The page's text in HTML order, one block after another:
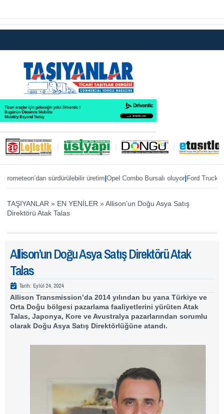
sürdürülebilir üretim|Opel Combo Bursalı oluyor|Ford Trucks ve
TAŞIYANLAR » EN YENİLER »Allison’un Doğu Asya Satış
Direktörü Atak Talas
Allison’un Doğu Asya Satış Direktörü Atak
Talas
Tarih: Eylül 24, 2024
Allison Transmission’da 2014 yılından bu yana Türkiye ve
Orta Doğu bölgesi pazarlama faaliyetlerini yürüten Atak
Talas, Japonya, Kore ve Avustralya pazarlarından sorumlu
olarak Doğu Asya Satış Direktörlüğüne atandı.